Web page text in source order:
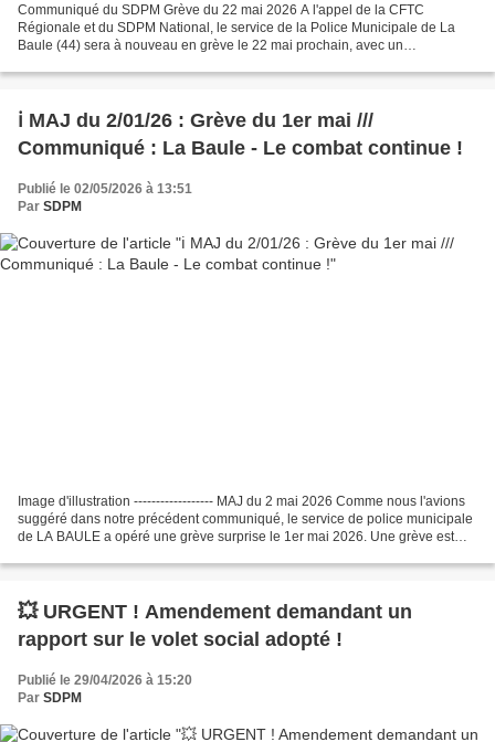
Communiqué du SDPM Grève du 22 mai 2026 A l'appel de la CFTC
Régionale et du SDPM National, le service de la Police Municipale de La
Baule (44) sera à nouveau en grève le 22 mai prochain, avec un
ℹ️ MAJ du 2/01/26 : Grève du 1er mai ///
Communiqué : La Baule - Le combat continue !
Publié le 02/05/2026 à 13:51
Par SDPM
Image d'illustration ------------------ MAJ du 2 mai 2026 Comme nous l'avions
suggéré dans notre précédent communiqué, le service de police municipale
de LA BAULE a opéré une grève surprise le 1er mai 2026. Une grève est
💥 URGENT ! Amendement demandant un
rapport sur le volet social adopté !
Publié le 29/04/2026 à 15:20
Par SDPM